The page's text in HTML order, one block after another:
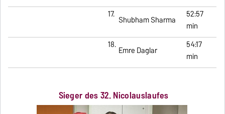
17. Shubham Sharma
52:57
min
18. Emre Daglar
54:17
min
Sieger des 32. Nicolauslaufes